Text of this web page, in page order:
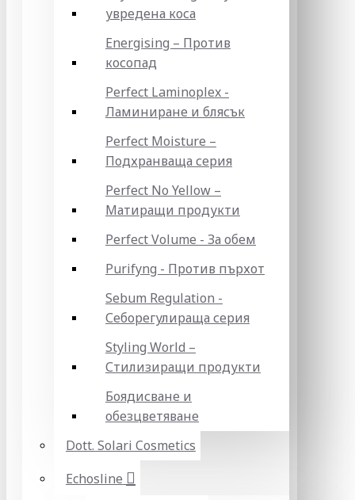
увредена коса
Energising – Против
косопад
Perfect Laminoplex -
Ламиниране и блясък
Perfect Moisture –
Подхранваща серия
Perfect No Yellow –
Матиращи продукти
Perfect Volume - За обем
Purifyng - Против пърхот
Sebum Regulation -
Себорегулираща серия
Styling World –
Стилизиращи продукти
Боядисване и
обезцветяване
Dott. Solari Cosmetics
Echosline